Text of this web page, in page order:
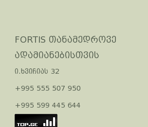
FORTIS თანამედროვე
ადამიანებისთვის
ი.ხვიჩიას 32
+995 555 507 950
+995 599 445 644